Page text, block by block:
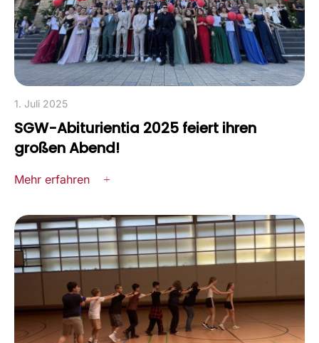
1. Juli 2025
SGW-Abiturientia 2025 feiert ihren
großen Abend!
Mehr erfahren